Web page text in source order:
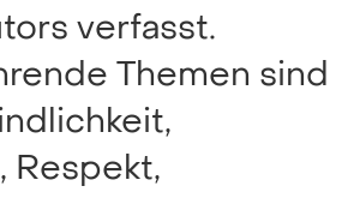
verfasst.
Themen sind
Respekt,